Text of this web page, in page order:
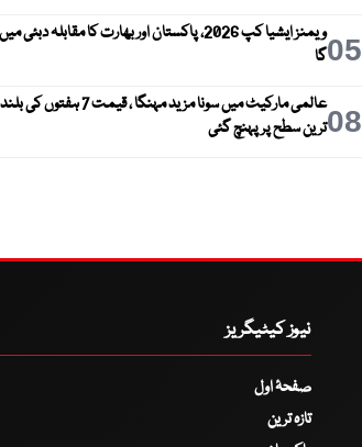
05
ویمنز ایشیا کپ 2026، پاکستان اور بھارت کا مقابلہ دبئی
گا
08
عالمی مارکیٹ میں سونا مزید مہنگا ، قیمت 7 ہفتوں کی بلند
ترین سطح پر پہنچ گئی
نیوز کیٹیگریز
صفحۂ اول
تازہ ترین